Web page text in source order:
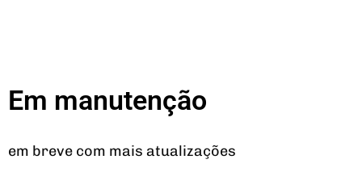
Em manutenção
em breve com mais atualizações